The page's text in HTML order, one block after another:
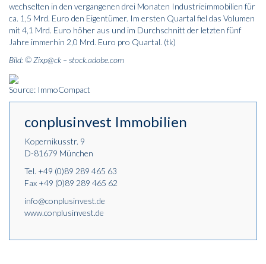
wechselten in den vergangenen drei Monaten Industrieimmobilien für
ca. 1,5 Mrd. Euro den Eigentümer. Im ersten Quartal fiel das Volumen
mit 4,1 Mrd. Euro höher aus und im Durchschnitt der letzten fünf
Jahre immerhin 2,0 Mrd. Euro pro Quartal. (tk)
Bild: © Zixp@ck – stock.adobe.com
Source: ImmoCompact
conplusinvest Immobilien
Kopernikusstr. 9
D-81679 München
Tel. +49 (0)89 289 465 63
Fax +49 (0)89 289 465 62
info@conplusinvest.de
www.conplusinvest.de